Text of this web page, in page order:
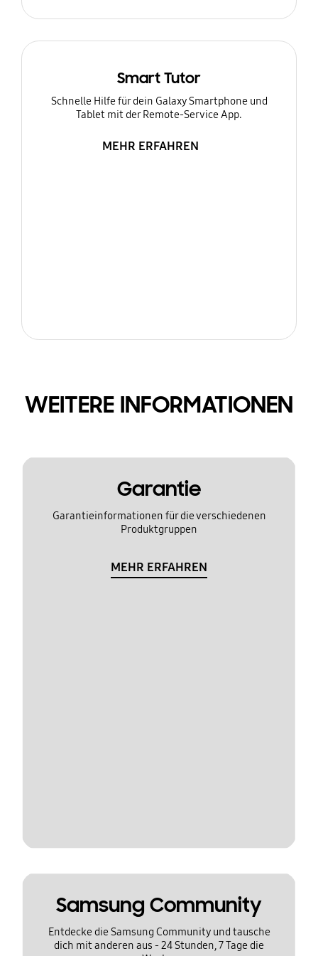
Smart Tutor
Schnelle Hilfe für dein Galaxy Smartphone und
Tablet mit der Remote-Service App.
MEHR ERFAHREN
WEITERE INFORMATIONEN
Garantie
Garantieinformationen für die verschiedenen
Produktgruppen
MEHR ERFAHREN
Samsung Community
Entdecke die Samsung Community und tausche
dich mit anderen aus - 24 Stunden, 7 Tage die